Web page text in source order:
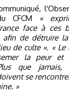
CFCM
«
face à ces
afin de détruire
de culte ». «
la peur et
que
se
»